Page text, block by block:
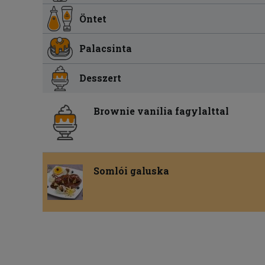
Öntet
Palacsinta
Desszert
Brownie vanília fagylalttal
Somlói galuska